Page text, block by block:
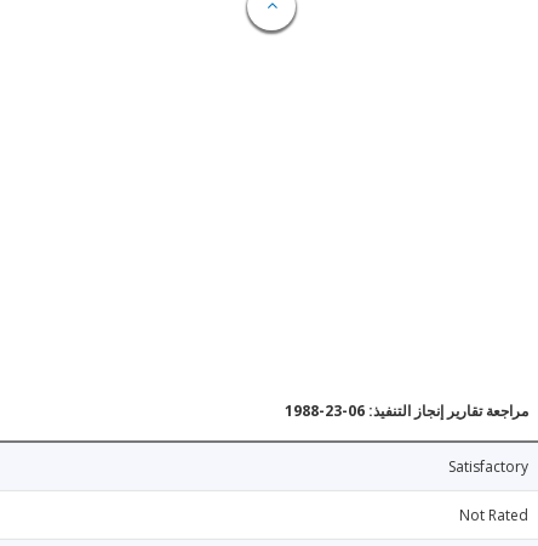
مراجعة تقارير إنجاز التنفيذ: 06-23-1988
Satisfactory
Not Rated